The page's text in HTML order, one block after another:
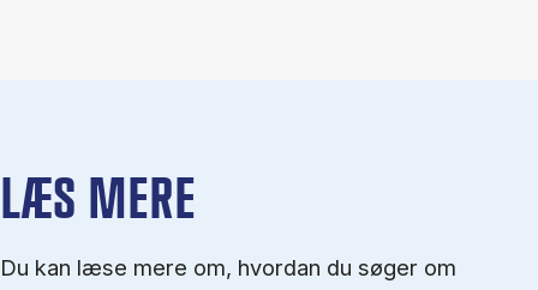
LÆS MERE
Du kan læse mere om, hvordan du søger om